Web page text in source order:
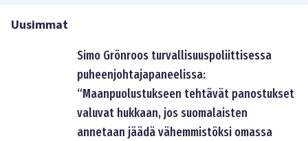
Uusimmat
Simo Grönroos turvallisuuspoliittisessa
puheenjohtajapaneelissa:
“Maanpuolustukseen tehtävät panostukset
valuvat hukkaan, jos suomalaisten
annetaan jäädä vähemmistöksi omassa